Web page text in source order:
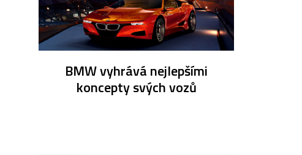
BMW vyhrává nejlepšími
koncepty svých vozů